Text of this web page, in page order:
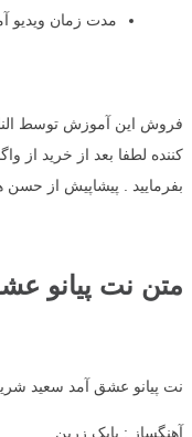
مدت زمان ویدیو
فروش این آموزش توسط
کننده لطفا بعد از خرید از
بفرمایید . پیشاپیش از
متن نت پیانو
نت پیانو عشق آمد سعید
آهنگساز : بابک زرین